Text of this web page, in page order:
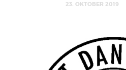
23. OKTOBER 2019